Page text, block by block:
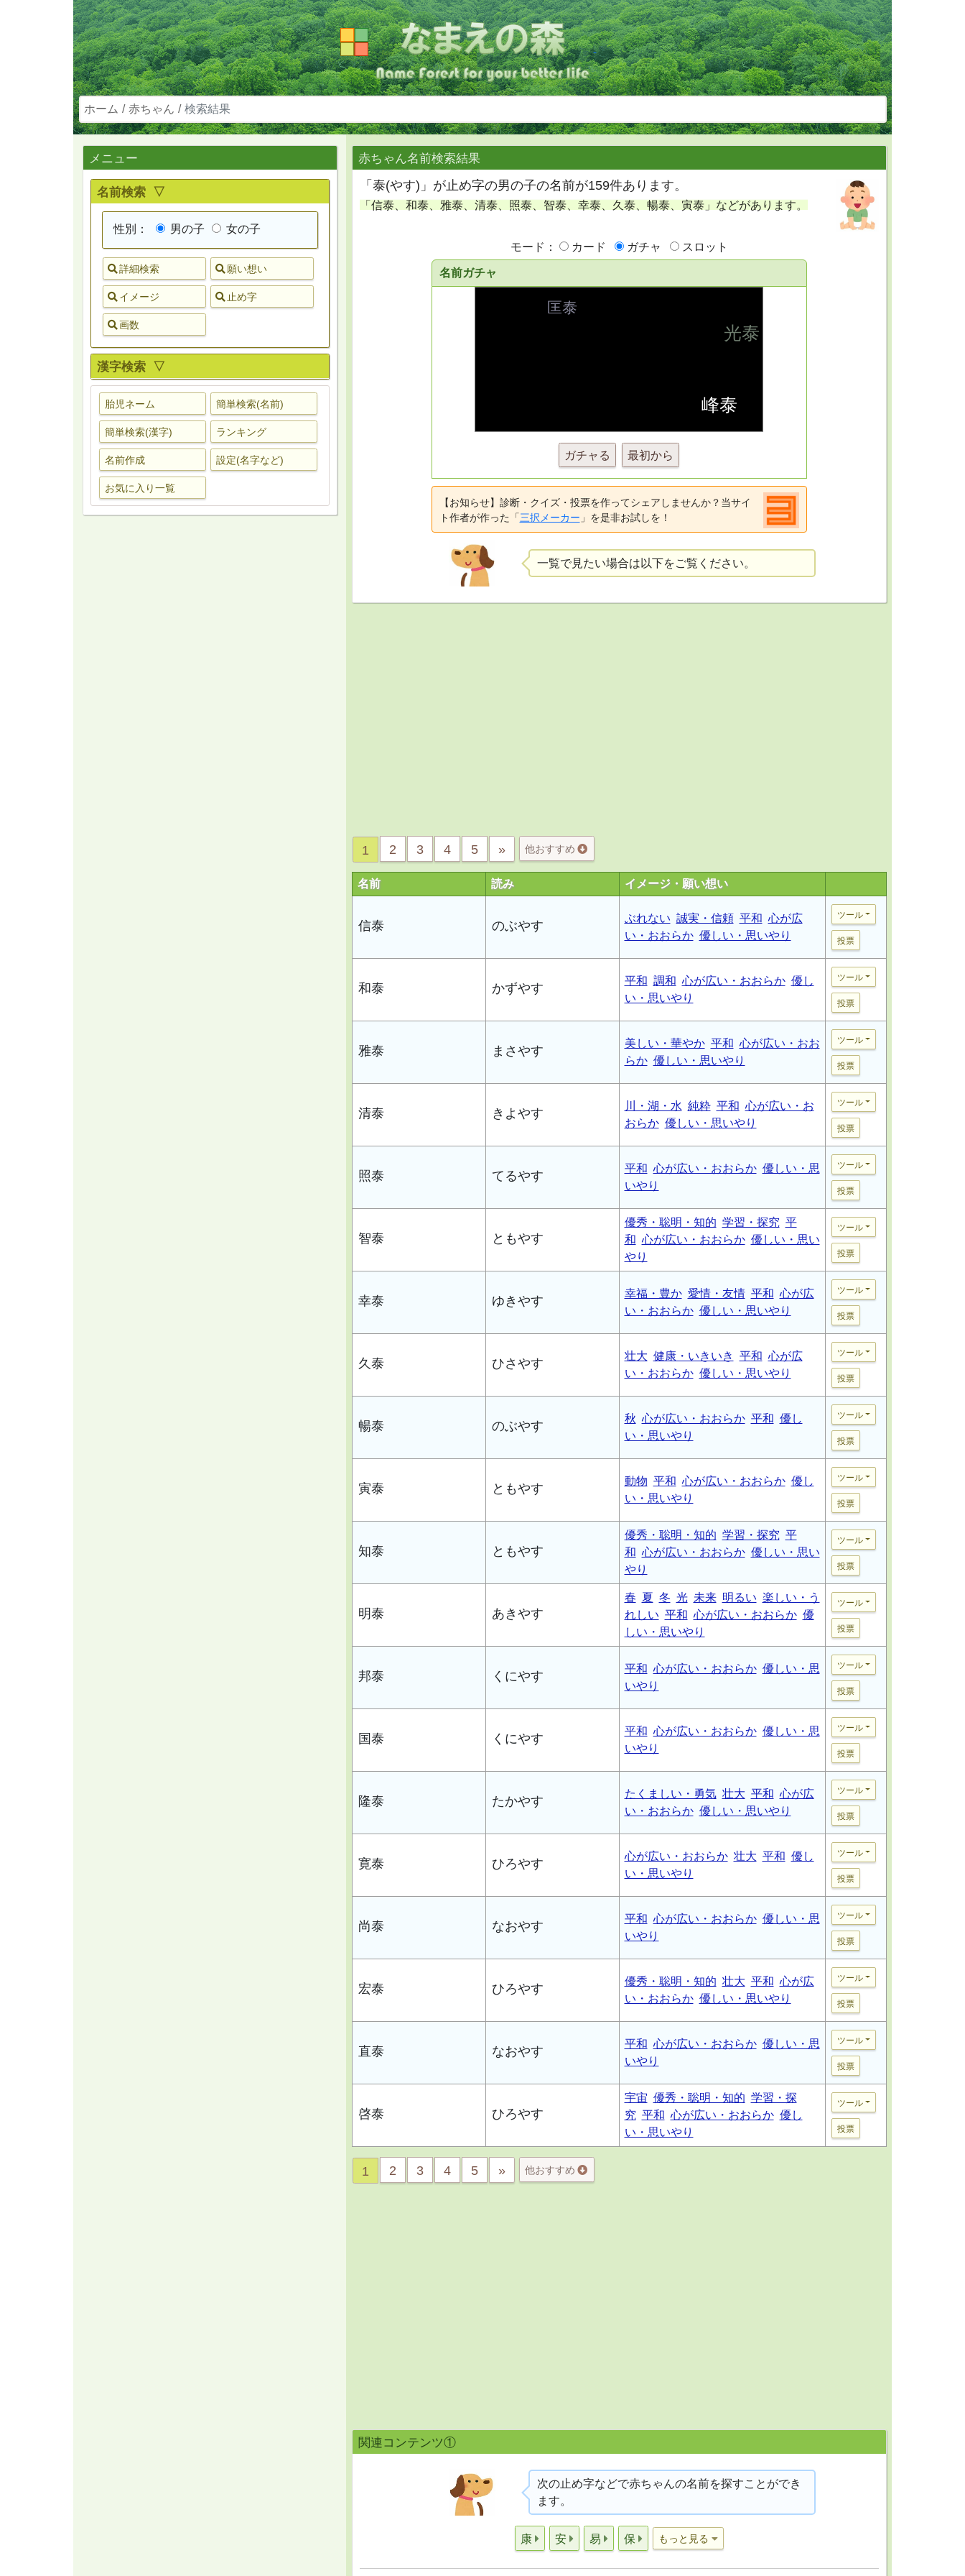
ホーム 赤ちゃん 検索結果
メニュー
名前検索 ▽
性別： 男の子 女の子
詳細検索 願い想い
イメージ 止め字
画数
漢字検索 ▽
胎児ネーム 簡単検索(名前)
簡単検索(漢字) ランキング
名前作成 設定(名字など)
お気に入り一覧
赤ちゃん名前検索結果
「泰(やす)」が止め字の男の子の名前が159件あります。
「信泰、和泰、雅泰、清泰、照泰、智泰、幸泰、久泰、暢泰、寅泰」などがあります。
モード： カード ガチャ スロット
名前ガチャ
ガチャる 最初から
【お知らせ】診断・クイズ・投票を作ってシェアしませんか？当サイ
ト作者が作った「三択メーカー 」を是非お試しを！
一覧で見たい場合は以下をご覧ください。
1 2 3 4 5 » 他おすすめ
名前 読み イメージ・願い想い
信泰 のぶやす
ぶれない 誠実・信頼 平和 心が広
い・おおらか 優しい・思いやり
ツール
投票
和泰 かずやす
平和 調和 心が広い・おおらか 優し
い・思いやり
ツール
投票
雅泰 まさやす
美しい・華やか 平和 心が広い・おお
らか 優しい・思いやり
ツール
投票
清泰 きよやす
川・湖・水 純粋 平和 心が広い・お
おらか 優しい・思いやり
ツール
投票
照泰 てるやす
平和 心が広い・おおらか 優しい・思
いやり
ツール
投票
智泰 ともやす
優秀・聡明・知的 学習・探究 平
和 心が広い・おおらか 優しい・思い
やり
ツール
投票
幸泰 ゆきやす
幸福・豊か 愛情・友情 平和 心が広
い・おおらか 優しい・思いやり
ツール
投票
久泰 ひさやす
壮大 健康・いきいき 平和 心が広
い・おおらか 優しい・思いやり
ツール
投票
暢泰 のぶやす
秋 心が広い・おおらか 平和 優し
い・思いやり
ツール
投票
寅泰 ともやす
動物 平和 心が広い・おおらか 優し
い・思いやり
ツール
投票
知泰 ともやす
優秀・聡明・知的 学習・探究 平
和 心が広い・おおらか 優しい・思い
やり
ツール
投票
明泰 あきやす
春 夏 冬 光 未来 明るい 楽しい・う
れしい 平和 心が広い・おおらか 優
しい・思いやり
ツール
投票
邦泰 くにやす
平和 心が広い・おおらか 優しい・思
いやり
ツール
投票
国泰 くにやす
平和 心が広い・おおらか 優しい・思
いやり
ツール
投票
隆泰 たかやす
たくましい・勇気 壮大 平和 心が広
い・おおらか 優しい・思いやり
ツール
投票
寛泰 ひろやす
心が広い・おおらか 壮大 平和 優し
い・思いやり
ツール
投票
尚泰 なおやす
平和 心が広い・おおらか 優しい・思
いやり
ツール
投票
宏泰 ひろやす
優秀・聡明・知的 壮大 平和 心が広
い・おおらか 優しい・思いやり
ツール
投票
直泰 なおやす
平和 心が広い・おおらか 優しい・思
いやり
ツール
投票
啓泰 ひろやす
宇宙 優秀・聡明・知的 学習・探
究 平和 心が広い・おおらか 優し
い・思いやり
ツール
投票
1 2 3 4 5 » 他おすすめ
関連コンテンツ①
次の止め字などで赤ちゃんの名前を探すことができ
ます。
康 安 易 保 もっと見る